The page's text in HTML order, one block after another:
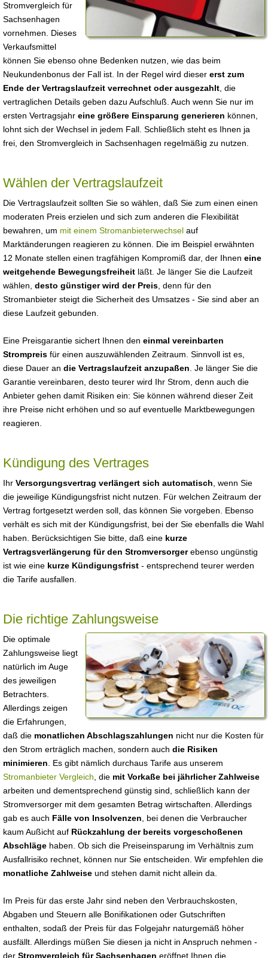
Stromvergleich für
Sachsenhagen
vornehmen. Dieses
Verkaufsmittel
können Sie ebenso ohne Bedenken nutzen, wie das beim
Neukundenbonus der Fall ist. In der Regel wird dieser erst zum
Ende der Vertragslaufzeit verrechnet oder ausgezahlt , die
vertraglichen Details geben dazu Aufschluß. Auch wenn Sie nur im
ersten Vertragsjahr eine größere Einsparung generieren können,
lohnt sich der Wechsel in jedem Fall. Schließlich steht es Ihnen ja
frei, den Stromvergleich in Sachsenhagen regelmäßig zu nutzen.
Wählen der Vertragslaufzeit
Die Vertragslaufzeit sollten Sie so wählen, daß Sie zum einen einen
moderaten Preis erzielen und sich zum anderen die Flexibilität
bewahren, um mit einem Stromanbieterwechsel auf
Marktänderungen reagieren zu können. Die im Beispiel erwähnten
12 Monate stellen einen tragfähigen Kompromiß dar, der Ihnen eine
weitgehende Bewegungsfreiheit läßt. Je länger Sie die Laufzeit
wählen, desto günstiger wird der Preis , denn für den
Stromanbieter steigt die Sicherheit des Umsatzes - Sie sind aber an
diese Laufzeit gebunden.
Eine Preisgarantie sichert Ihnen den einmal vereinbarten
Strompreis für einen auszuwählenden Zeitraum. Sinnvoll ist es,
diese Dauer an die Vertragslaufzeit anzupaßen . Je länger Sie die
Garantie vereinbaren, desto teurer wird Ihr Strom, denn auch die
Anbieter gehen damit Risiken ein: Sie können während dieser Zeit
ihre Preise nicht erhöhen und so auf eventuelle Marktbewegungen
reagieren.
Kündigung des Vertrages
Ihr Versorgungsvertrag verlängert sich automatisch , wenn Sie
die jeweilige Kündigungsfrist nicht nutzen. Für welchen Zeitraum der
Vertrag fortgesetzt werden soll, das können Sie vorgeben. Ebenso
verhält es sich mit der Kündigungsfrist, bei der Sie ebenfalls die Wahl
haben. Berücksichtigen Sie bitte, daß eine kurze
Vertragsverlängerung für den Stromversorgerebenso ungünstig
ist wie eine kurze Kündigungsfrist - entsprechend teurer werden
die Tarife ausfallen.
Die richtige Zahlungsweise
Die optimale
Zahlungsweise liegt
natürlich im Auge
des jeweiligen
Betrachters.
Allerdings zeigen
die Erfahrungen,
daß die monatlichen Abschlagszahlungen nicht nur die Kosten für
den Strom erträglich machen, sondern auch die Risiken
minimieren . Es gibt nämlich durchaus Tarife aus unserem
Stromanbieter Vergleich , die mit Vorkaße bei jährlicher Zahlweise
arbeiten und dementsprechend günstig sind, schließlich kann der
Stromversorger mit dem gesamten Betrag wirtschaften. Allerdings
gab es auch Fälle von Insolvenzen , bei denen die Verbraucher
kaum Außicht auf Rückzahlung der bereits vorgeschoßenen
Abschläge haben. Ob sich die Preiseinsparung im Verhältnis zum
Ausfallrisiko rechnet, können nur Sie entscheiden. Wir empfehlen die
monatliche Zahlweise und stehen damit nicht allein da.
Im Preis für das erste Jahr sind neben den Verbrauchskosten,
Abgaben und Steuern alle Bonifikationen oder Gutschriften
enthalten, sodaß der Preis für das Folgejahr naturgemäß höher
ausfällt. Allerdings müßen Sie diesen ja nicht in Anspruch nehmen -
der Stromvergleich für Sachsenhagen eröffnet Ihnen die